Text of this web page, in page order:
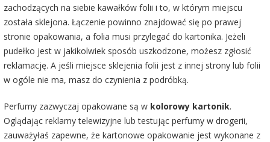
zachodzących na siebie kawałków folii i to, w którym miejscu
została sklejona. Łączenie powinno znajdować się po prawej
stronie opakowania, a folia musi przylegać do kartonika. Jeżeli
pudełko jest w jakikolwiek sposób uszkodzone, możesz zgłosić
reklamację. A jeśli miejsce sklejenia folii jest z innej strony lub folii
w ogóle nie ma, masz do czynienia z podróbką.
Perfumy zazwyczaj opakowane są w kolorowy kartonik.
Oglądając reklamy telewizyjne lub testując perfumy w drogerii,
zauważyłaś zapewne, że kartonowe opakowanie jest wykonane z